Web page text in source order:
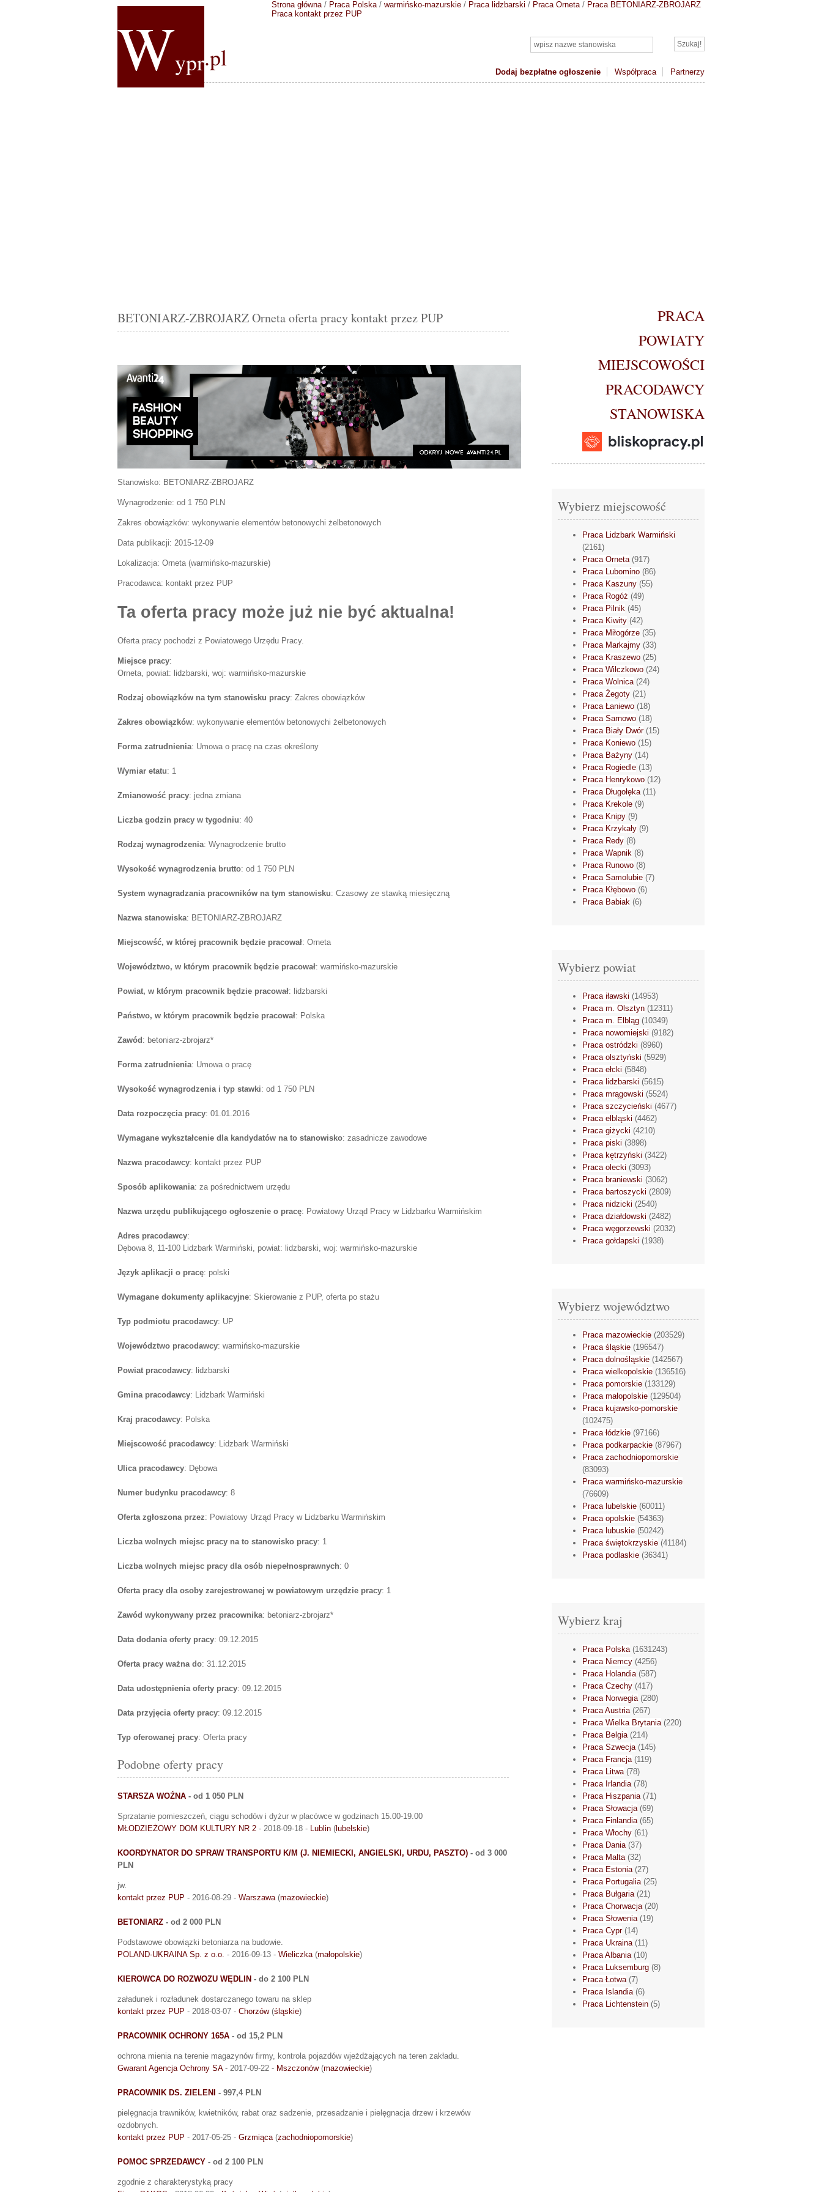
Wypr.pl
Dodaj bezpłatne ogłoszenie Współpraca Partnerzy
Strona główna/ Praca Polska/ warmińsko-mazurskie / Praca lidzbarski / Praca Orneta/ Praca BETONIARZ-ZBROJARZ
Praca kontakt przez PUP
BETONIARZ-ZBROJARZ Orneta oferta pracy kontakt przez PUP
Stanowisko: BETONIARZ-ZBROJARZ
Wynagrodzenie: od 1 750 PLN
Zakres obowiązków: wykonywanie elementów betonowychi żelbetonowych
Data publikacji: 2015-12-09
Lokalizacja: Orneta(warmińsko-mazurskie)
Pracodawca: kontakt przez PUP
Ta oferta pracy może już nie być aktualna!
Oferta pracy pochodzi z Powiatowego Urzędu Pracy.
Miejsce pracy:
Orneta, powiat: lidzbarski, woj: warmińsko-mazurskie
Rodzaj obowiązków na tym stanowisku pracy: Zakres obowiązków
Zakres obowiązków: wykonywanie elementów betonowychi żelbetonowych
Forma zatrudnienia: Umowa o pracę na czas określony
Wymiar etatu: 1
Zmianowość pracy: jedna zmiana
Liczba godzin pracy w tygodniu: 40
Rodzaj wynagrodzenia: Wynagrodzenie brutto
Wysokość wynagrodzenia brutto: od 1 750 PLN
System wynagradzania pracowników na tym stanowisku: Czasowy ze stawką miesięczną
Nazwa stanowiska: BETONIARZ-ZBROJARZ
Miejscowść, w której pracownik będzie pracował: Orneta
Województwo, w którym pracownik będzie pracował: warmińsko-mazurskie
Powiat, w którym pracownik będzie pracował: lidzbarski
Państwo, w którym pracownik będzie pracował: Polska
Zawód: betoniarz-zbrojarz*
Forma zatrudnienia: Umowa o pracę
Wysokość wynagrodzenia i typ stawki: od 1 750 PLN
Data rozpoczęcia pracy: 01.01.2016
Wymagane wykształcenie dla kandydatów na to stanowisko: zasadnicze zawodowe
Nazwa pracodawcy: kontakt przez PUP
Sposób aplikowania: za pośrednictwem urzędu
Nazwa urzędu publikującego ogłoszenie o pracę: Powiatowy Urząd Pracy w Lidzbarku Warmińskim
Adres pracodawcy:
Dębowa 8, 11-100 Lidzbark Warmiński, powiat: lidzbarski, woj: warmińsko-mazurskie
Język aplikacji o pracę: polski
Wymagane dokumenty aplikacyjne: Skierowanie z PUP, oferta po stażu
Typ podmiotu pracodawcy: UP
Województwo pracodawcy: warmińsko-mazurskie
Powiat pracodawcy: lidzbarski
Gmina pracodawcy: Lidzbark Warmiński
Kraj pracodawcy: Polska
Miejscowość pracodawcy: Lidzbark Warmiński
Ulica pracodawcy: Dębowa
Numer budynku pracodawcy: 8
Oferta zgłoszona przez: Powiatowy Urząd Pracy w Lidzbarku Warmińskim
Liczba wolnych miejsc pracy na to stanowisko pracy: 1
Liczba wolnych miejsc pracy dla osób niepełnosprawnych: 0
Oferta pracy dla osoby zarejestrowanej w powiatowym urzędzie pracy: 1
Zawód wykonywany przez pracownika: betoniarz-zbrojarz*
Data dodania oferty pracy: 09.12.2015
Oferta pracy ważna do: 31.12.2015
Data udostępnienia oferty pracy: 09.12.2015
Data przyjęcia oferty pracy: 09.12.2015
Typ oferowanej pracy: Oferta pracy
Podobne oferty pracy
STARSZA WOŹNA - od 1 050 PLN
Sprzatanie pomieszczeń, ciągu schodów i dyżur w placówce w godzinach 15.00-19.00
MŁODZIEŻOWY DOM KULTURY NR 2 - 2018-09-18 - Lublin (lubelskie)
KOORDYNATOR DO SPRAW TRANSPORTU K/M (J. NIEMIECKI, ANGIELSKI, URDU, PASZTO) - od 3 000
PLN
jw.
kontakt przez PUP - 2016-08-29 - Warszawa (mazowieckie)
BETONIARZ - od 2 000 PLN
Podstawowe obowiązki betoniarza na budowie.
POLAND-UKRAINA Sp. z o.o. - 2016-09-13 - Wieliczka (małopolskie)
KIEROWCA DO ROZWOZU WĘDLIN - do 2 100 PLN
załadunek i rozładunek dostarczanego towaru na sklep
kontakt przez PUP - 2018-03-07 - Chorzów(śląskie)
PRACOWNIK OCHRONY 165A - od 15,2 PLN
ochrona mienia na terenie magazynów firmy, kontrola pojazdów wjeżdżających na teren zakładu.
Gwarant Agencja Ochrony SA- 2017-09-22 - Mszczonów(mazowieckie)
PRACOWNIK DS. ZIELENI - 997,4 PLN
pielęgnacja trawników, kwietników, rabat oraz sadzenie, przesadzanie i pielęgnacja drzew i krzewów
ozdobnych.
kontakt przez PUP - 2017-05-25 - Grzmiąca (zachodniopomorskie)
POMOC SPRZEDAWCY - od 2 100 PLN
zgodnie z charakterystyką pracy
PRACA
POWIATY
MIEJSCOWOŚCI
PRACODAWCY
STANOWISKA
Wybierz miejscowość
Praca Lidzbark Warmiński
(2161)
Praca Orneta(917)
Praca Lubomino (86)
Praca Kaszuny (55)
Praca Rogóż (49)
Praca Pilnik (45)
Praca Kiwity (42)
Praca Miłogórze (35)
Praca Markajmy (33)
Praca Kraszewo (25)
Praca Wilczkowo (24)
Praca Wolnica(24)
Praca Żegoty (21)
Praca Łaniewo (18)
Praca Sarnowo (18)
Praca Biały Dwór(15)
Praca Koniewo (15)
Praca Bażyny (14)
Praca Rogiedle (13)
Praca Henrykowo (12)
Praca Długołęka(11)
Praca Krekole (9)
Praca Knipy (9)
Praca Krzykały (9)
Praca Redy (8)
Praca Wapnik (8)
Praca Runowo (8)
Praca Samolubie (7)
Praca Kłębowo (6)
Praca Babiak (6)
Wybierz powiat
Praca iławski (14953)
Praca m. Olsztyn (12311)
Praca m. Elbląg (10349)
Praca nowomiejski (9182)
Praca ostródzki (8960)
Praca olsztyński (5929)
Praca ełcki (5848)
Praca lidzbarski (5615)
Praca mrągowski (5524)
Praca szczycieński (4677)
Praca elbląski (4462)
Praca giżycki (4210)
Praca piski (3898)
Praca kętrzyński (3422)
Praca olecki (3093)
Praca braniewski (3062)
Praca bartoszycki (2809)
Praca nidzicki (2540)
Praca działdowski (2482)
Praca węgorzewski (2032)
Praca gołdapski (1938)
Wybierz województwo
Praca mazowieckie (203529)
Praca śląskie (196547)
Praca dolnośląskie (142567)
Praca wielkopolskie (136516)
Praca pomorskie (133129)
Praca małopolskie (129504)
Praca kujawsko-pomorskie
(102475)
Praca łódzkie (97166)
Praca podkarpackie (87967)
Praca zachodniopomorskie
(83093)
Praca warmińsko-mazurskie
(76609)
Praca lubelskie (60011)
Praca opolskie (54363)
Praca lubuskie (50242)
Praca świętokrzyskie (41184)
Praca podlaskie (36341)
Wybierz kraj
Praca Polska(1631243)
Praca Niemcy (4256)
Praca Holandia(587)
Praca Czechy (417)
Praca Norwegia(280)
Praca Austria(267)
Praca Wielka Brytania(220)
Praca Belgia(214)
Praca Szwecja(145)
Praca Francja(119)
Praca Litwa(78)
Praca Irlandia(78)
Praca Hiszpania(71)
Praca Słowacja(69)
Praca Finlandia(65)
Praca Włochy (61)
Praca Dania(37)
Praca Malta(32)
Praca Estonia(27)
Praca Portugalia(25)
Praca Bułgaria(21)
Praca Chorwacja(20)
Praca Słowenia(19)
Praca Cypr(14)
Praca Ukraina(11)
Praca Albania(10)
Praca Luksemburg (8)
Praca Łotwa(7)
Praca Islandia(6)
Praca Lichtenstein (5)